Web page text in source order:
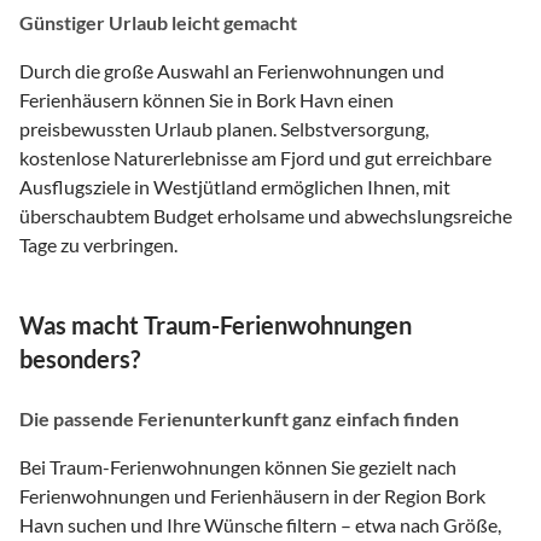
Günstiger Urlaub leicht gemacht
Durch die große Auswahl an Ferienwohnungen und
Ferienhäusern können Sie in Bork Havn einen
preisbewussten Urlaub planen. Selbstversorgung,
kostenlose Naturerlebnisse am Fjord und gut erreichbare
Ausflugsziele in Westjütland ermöglichen Ihnen, mit
überschaubtem Budget erholsame und abwechslungsreiche
Tage zu verbringen.
Was macht Traum-Ferienwohnungen
besonders?
Die passende Ferienunterkunft ganz einfach finden
Bei Traum-Ferienwohnungen können Sie gezielt nach
Ferienwohnungen und Ferienhäusern in der Region Bork
Havn suchen und Ihre Wünsche filtern – etwa nach Größe,